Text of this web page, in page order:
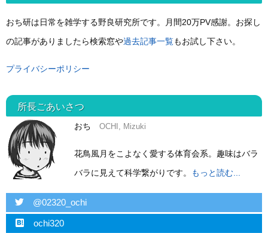
おち研は日常を雑学する野良研究所です。月間20万PV感謝。お探し
の記事がありましたら検索窓や過去記事一覧もお試し下さい。
プライバシーポリシー
所長ごあいさつ
おち OCHI, Mizuki
花鳥風月をこよなく愛する体育会系。趣味はバラ
バラに見えて科学繋がりです。
もっと読む...
twitter @02320_ochi
hatebu ochi320